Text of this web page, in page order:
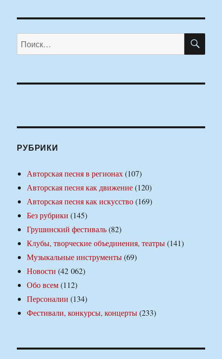
Искать:
РУБРИКИ
Авторская песня в регионах(107)
Авторская песня как движение(120)
Авторская песня как искусство(169)
Без рубрики (145)
Грушинский фестиваль(82)
Клубы, творческие объединения, театры(141)
Музыкальные инструменты(69)
Новости (42 062)
Обо всем(112)
Персоналии (134)
Фестивали, конкурсы, концерты(233)